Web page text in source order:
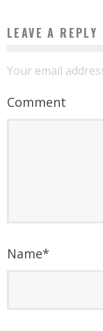
LEAVE A REPLY
Your email
Comment
Name*